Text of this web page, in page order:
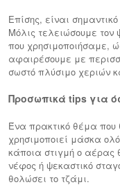
Επίσης, είναι
Μόλις τελειώσουμε
που χρησιμοποιήσαμε,
αφαιρέσουμε με
σωστό πλύσιμο χεριών
Προσωπικά tips για
Ένα πρακτικό θέμα που
χρησιμοποιεί μάσκα
κάποια στιγμή ο αέρας
νέφος ή ψεκαστικό
θολώσει το τζάμι.